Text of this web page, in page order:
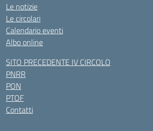
Le notizie
Le circolari
Calendario eventi
Albo online
SITO PRECEDENTE IV CIRCOLO
PNRR
PON
PTOF
Contatti